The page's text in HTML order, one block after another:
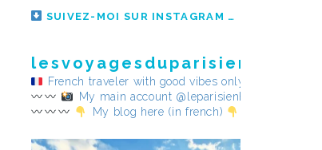
SUIVEZ-MOI SUR INSTAGRAM
French traveler with good vibes only
My main account @leparisienheureux
My blog here (in french)